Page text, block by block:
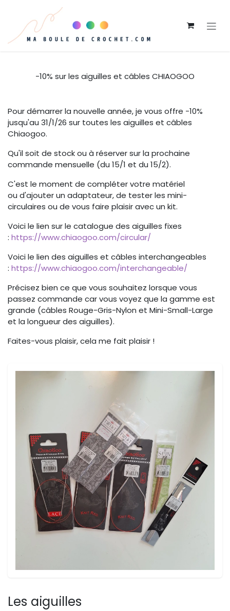
Se rendre au contenu
-10% sur les aiguilles et câbles CHIAOGOO
Pour démarrer la nouvelle année, je vous offre -10%
jusqu'au 31/1/26 sur toutes les aiguilles et câbles
Chiaogoo.
Qu'il soit de stock ou à réserver sur la prochaine
commande mensuelle (du 15/1 et du 15/2).
C'est le moment de compléter votre matériel
ou d'ajouter un adaptateur, de tester les mini-
circulaires ou de vous faire plaisir avec un kit.
Voici le lien sur le catalogue des aiguilles fixes
: https://www.chiaogoo.com/circular/
Voici le lien des aiguilles et câbles interchangeables
: https://www.chiaogoo.com/interchangeable/
Précisez bien ce que vous souhaitez lorsque vous
passez commande car vous voyez que la gamme est
grande (câbles Rouge-Gris-Nylon et Mini-Small-Large
et la longueur des aiguilles).
Faites-vous plaisir, cela me fait plaisir !
Les aiguilles